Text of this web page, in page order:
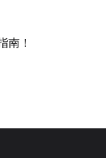
南！